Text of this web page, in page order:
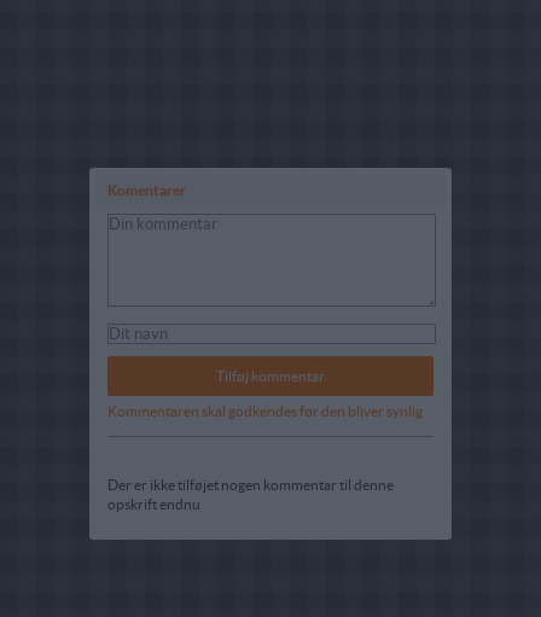
Komentarer
Kommentaren skal godkendes før den bliver synlig
Der er ikke tilføjet nogen kommentar til denne
opskrift endnu